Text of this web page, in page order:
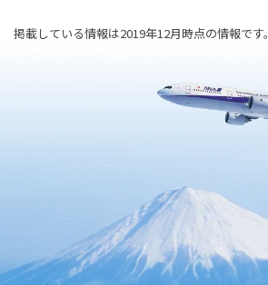
掲載している情報は2019年12月時点の情報です。